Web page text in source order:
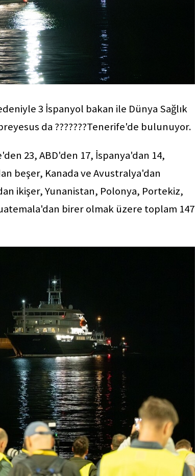
3 İspanyol bakan ile Dünya Sağlık
da ???????Tenerife'de bulunuyor.
23, ABD'den 17, İspanya'dan 14,
beşer, Kanada ve Avustralya'dan
ikişer, Yunanistan, Polonya, Portekiz,
birer olmak üzere toplam 147